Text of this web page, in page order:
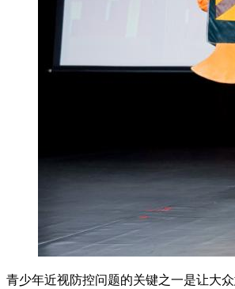
青少年近视防控问题的关键之一是让大